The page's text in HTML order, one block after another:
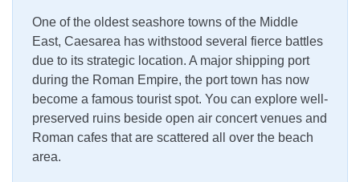
One of the oldest seashore towns of the Middle
East, Caesarea has withstood several fierce battles
due to its strategic location. A major shipping port
during the Roman Empire, the port town has now
become a famous tourist spot. You can explore well-
preserved ruins beside open air concert venues and
Roman cafes that are scattered all over the beach
area.